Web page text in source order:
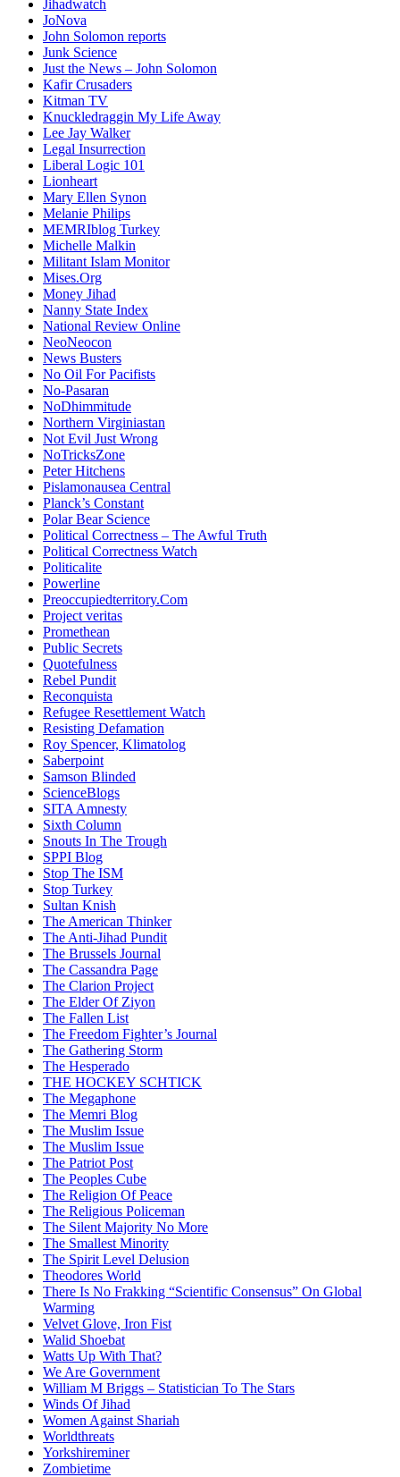
Jihadwatch
JoNova
John Solomon reports
Junk Science
Just the News – John Solomon
Kafir Crusaders
Kitman TV
Knuckledraggin My Life Away
Lee Jay Walker
Legal Insurrection
Liberal Logic 101
Lionheart
Mary Ellen Synon
Melanie Philips
MEMRIblog Turkey
Michelle Malkin
Militant Islam Monitor
Mises.Org
Money Jihad
Nanny State Index
National Review Online
NeoNeocon
News Busters
No Oil For Pacifists
No-Pasaran
NoDhimmitude
Northern Virginiastan
Not Evil Just Wrong
NoTricksZone
Peter Hitchens
Pislamonausea Central
Planck’s Constant
Polar Bear Science
Political Correctness – The Awful Truth
Political Correctness Watch
Politicalite
Powerline
Preoccupiedterritory.Com
Project veritas
Promethean
Public Secrets
Quotefulness
Rebel Pundit
Reconquista
Refugee Resettlement Watch
Resisting Defamation
Roy Spencer, Klimatolog
Saberpoint
Samson Blinded
ScienceBlogs
SITA Amnesty
Sixth Column
Snouts In The Trough
SPPI Blog
Stop The ISM
Stop Turkey
Sultan Knish
The American Thinker
The Anti-Jihad Pundit
The Brussels Journal
The Cassandra Page
The Clarion Project
The Elder Of Ziyon
The Fallen List
The Freedom Fighter’s Journal
The Gathering Storm
The Hesperado
THE HOCKEY SCHTICK
The Megaphone
The Memri Blog
The Muslim Issue
The Muslim Issue
The Patriot Post
The Peoples Cube
The Religion Of Peace
The Religious Policeman
The Silent Majority No More
The Smallest Minority
The Spirit Level Delusion
Theodores World
There Is No Frakking “Scientific Consensus” On Global
Warming
Velvet Glove, Iron Fist
Walid Shoebat
Watts Up With That?
We Are Government
William M Briggs – Statistician To The Stars
Winds Of Jihad
Women Against Shariah
Worldthreats
Yorkshireminer
Zombietime